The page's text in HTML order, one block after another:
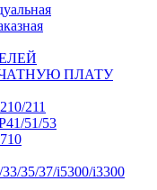
ПЛАТУ
211
51/53
35/37/i5300/i3300